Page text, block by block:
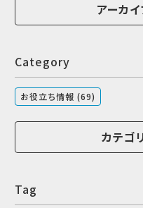
アーカ
Category
お役立ち情報 (69)
カテゴ
Tag